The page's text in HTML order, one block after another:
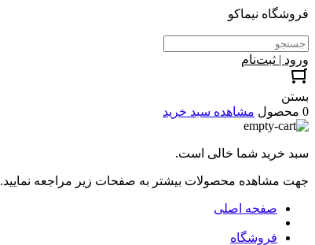
فروشگاه نیماکو
ورود | ثبت‌نام
بستن
0 محصول
مشاهده سبد خرید
سبد خرید شما خالی است.
جهت مشاهده محصولات بیشتر به صفحات زیر مراجعه نمایید.
صفحه اصلی
فروشگاه